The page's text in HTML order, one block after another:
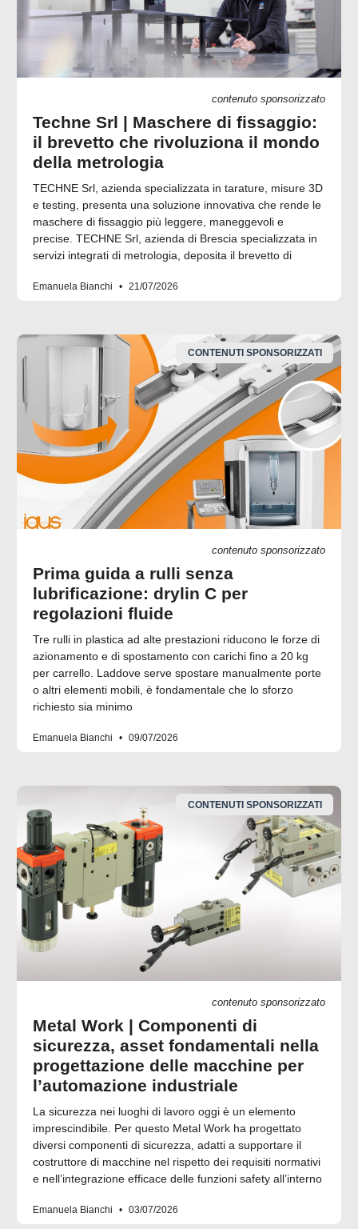
contenuto sponsorizzato
Techne Srl | Maschere di fissaggio:
il brevetto che rivoluziona il mondo
della metrologia
TECHNE Srl, azienda specializzata in tarature, misure 3D
e testing, presenta una soluzione innovativa che rende le
maschere di fissaggio più leggere, maneggevoli e
precise. TECHNE Srl, azienda di Brescia specializzata in
servizi integrati di metrologia, deposita il brevetto di
Emanuela Bianchi 21/07/2026
CONTENUTI SPONSORIZZATI
contenuto sponsorizzato
Prima guida a rulli senza
lubrificazione: drylin C per
regolazioni fluide
Tre rulli in plastica ad alte prestazioni riducono le forze di
azionamento e di spostamento con carichi fino a 20 kg
per carrello. Laddove serve spostare manualmente porte
o altri elementi mobili, è fondamentale che lo sforzo
richiesto sia minimo
Emanuela Bianchi 09/07/2026
CONTENUTI SPONSORIZZATI
contenuto sponsorizzato
Metal Work | Componenti di
sicurezza, asset fondamentali nella
progettazione delle macchine per
l’automazione industriale
La sicurezza nei luoghi di lavoro oggi è un elemento
imprescindibile. Per questo Metal Work ha progettato
diversi componenti di sicurezza, adatti a supportare il
costruttore di macchine nel rispetto dei requisiti normativi
e nell’integrazione efficace delle funzioni safety all’interno
Emanuela Bianchi 03/07/2026